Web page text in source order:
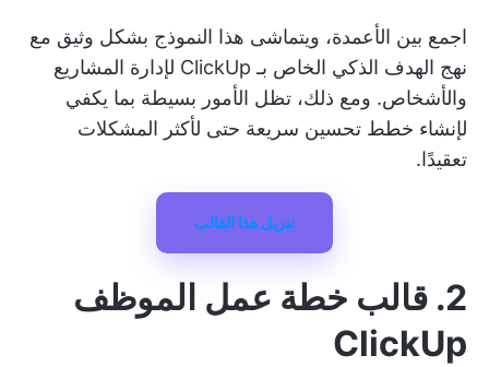
اجمع بين الأعمدة، ويتماشى هذا النموذج بشكل وثيق مع
نهج الهدف الذكي الخاص بـ ClickUp
لإدارة المشاريع
والأشخاص. ومع ذلك، تظل الأمور بسيطة بما يكفي
لإنشاء خطط تحسين سريعة حتى لأكثر المشكلات
تعقيدًا.
تنزيل هذا القالب
2. قالب خطة عمل الموظف
ClickUp